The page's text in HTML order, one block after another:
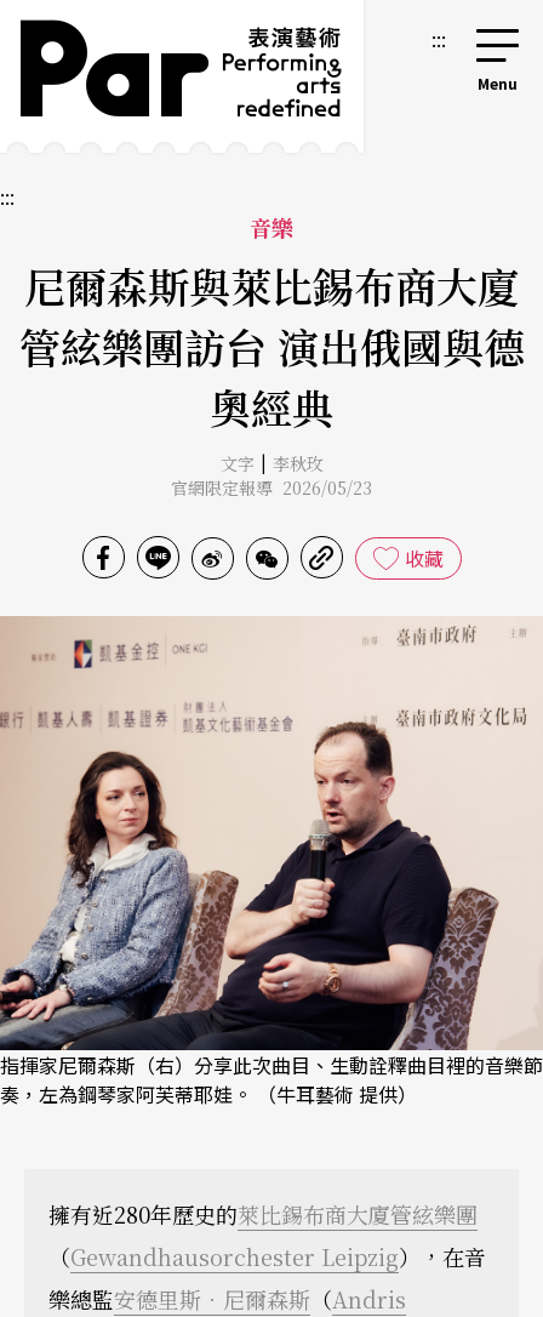
跳到主要內容區塊
網站導覽 :::
:::
音樂
尼爾森斯與萊比錫布商大廈
管絃樂團訪台 演出俄國與德
奧經典
文字 | 李秋玫
官網限定報導 2026/05/23
收藏
指揮家尼爾森斯（右）分享此次曲目、生動詮釋曲目裡的音樂節
奏，左為鋼琴家阿芙蒂耶娃。 （牛耳藝術 提供）
擁有近280年歷史的萊比錫布商大廈管絃樂團
（Gewandhausorchester Leipzig），在音
樂總監安德里斯．尼爾森斯 （Andris